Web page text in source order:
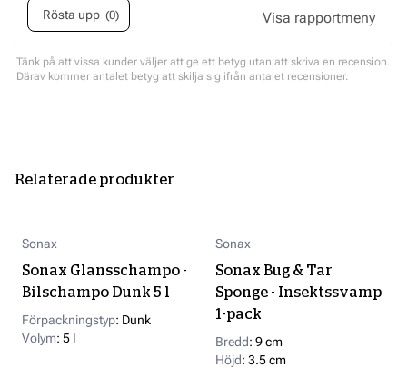
Rösta upp 0röst(er)
Tänk på att vissa kunder väljer att ge ett betyg utan att skriva en recension.
Därav kommer antalet betyg att skilja sig ifrån antalet recensioner.
Relaterade produkter
Sonax
Sonax Glansschampo -
Bilschampo Dunk 5 l
Förpackningstyp: Dunk
Volym: 5 l
Sonax
Sonax Bug & Tar
Sponge - Insektssvamp
1-pack
Bredd: 9 cm
Höjd: 3.5 cm